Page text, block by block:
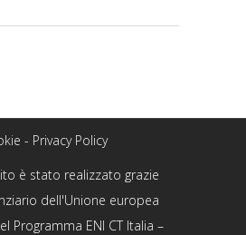
- Privacy Policy
è stato realizzato grazie
dell'Unione europea
Programma ENI CT Italia –